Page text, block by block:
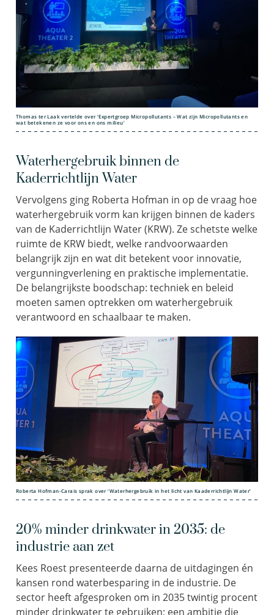
Thomas ter Laak vertelde over ‘Expertgroep Micropollutants – Wat zijn Micropollutants en
wat betekenen ze voor ons en ons milieu’
Waterhergebruik binnen de
Kaderrichtlijn Water
Vervolgens ging Roberta Hofman in op de vraag hoe
waterhergebruik vorm kan krijgen binnen de kaders
van de Kaderrichtlijn Water (KRW). Ze schetste welke
ruimte de KRW biedt, welke randvoorwaarden
belangrijk zijn en wat dit betekent voor innovatie,
vergunningverlening en praktische implementatie.
De belangrijkste boodschap: techniek en beleid
moeten samen optrekken om waterhergebruik
verantwoord en schaalbaar te maken.
Roberta Hofman-Carais sprak over ‘Waterhergebruik in het licht van Kaaderrichtlijn Water’
20% minder drinkwater in 2035: de
industrie aan zet
Kees Roest presenteerde daarna de uitdagingen én
kansen rond waterbesparing in de industrie. De
sector heeft afgesproken om in 2035 twintig procent
minder drinkwater te gebruiken; een ambitie die